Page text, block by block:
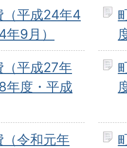
（平成24年4
9月）
（平成27年
年度・平成
令和元年